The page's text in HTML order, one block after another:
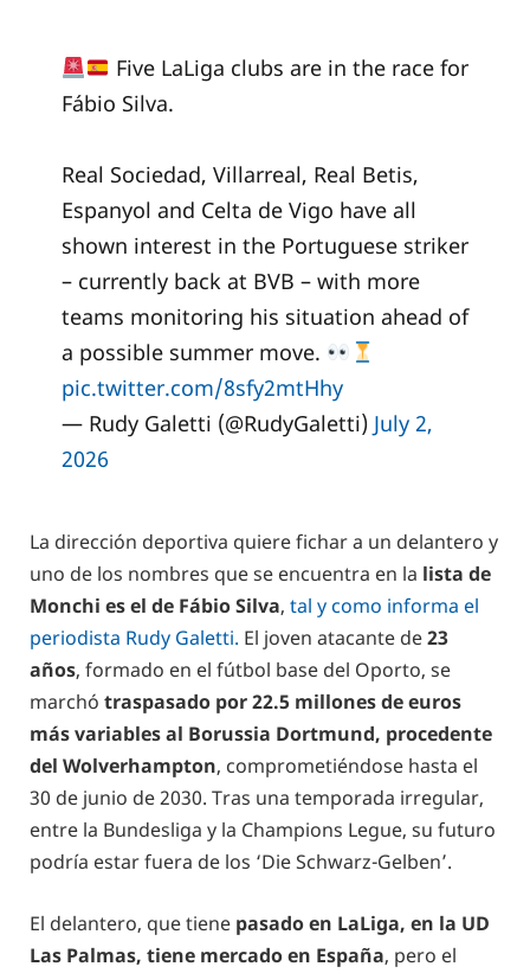
Five LaLiga clubs are in the race for
Fábio Silva.
Real Sociedad, Villarreal, Real Betis,
Espanyol and Celta de Vigo have all
shown interest in the Portuguese striker
– currently back at BVB – with more
teams monitoring his situation ahead of
a possible summer move.
pic.twitter.com/8sfy2mtHhy
— Rudy Galetti (@RudyGaletti) July 2,
2026
La dirección deportiva quiere fichar a un delantero y
uno de los nombres que se encuentra en la lista de
Monchi es el de Fábio Silva, tal y como informa el
periodista Rudy Galetti. El joven atacante de23
años, formado en el fútbol base del Oporto, se
marchó traspasado por 22.5 millones de euros
más variables al Borussia Dortmund, procedente
del Wolverhampton, comprometiéndose hasta el
30 de junio de 2030. Tras una temporada irregular,
entre la Bundesliga y la Champions Legue, su futuro
podría estar fuera de los ‘Die Schwarz-Gelben’.
El delantero, que tiene pasado en LaLiga, en la UD
Las Palmas, tiene mercado en España, pero el